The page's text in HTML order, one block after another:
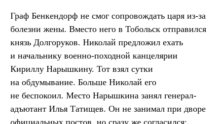
Граф Бенкендорф не смог сопровождать царя из-за
болезни жены. Вместо него в Тобольск отправился
князь Долгоруков. Николай предложил ехать
и начальнику военно-походной канцелярии
Кириллу Нарышкину. Тот взял сутки
на обдумывание. Больше Николай его
не беспокоил. Место Нарышкина занял генерал-
адъютант Илья Татищев. Он не занимал при дворе